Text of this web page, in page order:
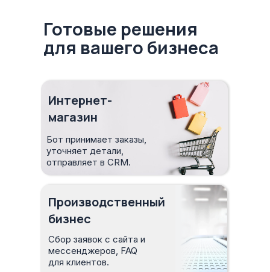
Готовые решения
для вашего бизнеса
Интернет-
магазин
Бот принимает заказы,
уточняет детали,
отправляет в CRM.
Сбор заявок с сайта и
мессенджеров, FAQ
для клиентов.
Производственный
бизнес